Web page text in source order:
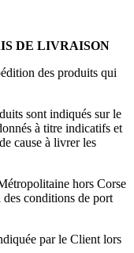
DE LIVRAISON
des produits qui
sont indiqués sur le
à titre indicatifs et
cause à livrer les
hors Corse
conditions de port
par le Client lors